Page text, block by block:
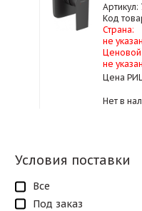
Условия поставки
Все
Под заказ
Артикул:
Код
Страна:
не
Ценовой
не указан
Цена
Нет в